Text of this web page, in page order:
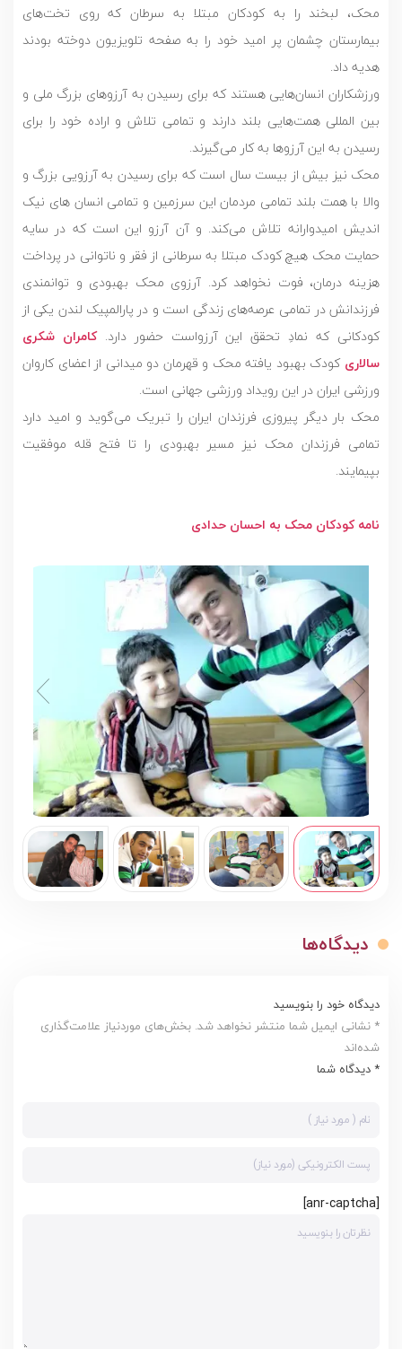
محک، ‌لبخند را به کودکان مبتلا به سرطان که روی تخت‌های
بیمارستان چشمان پر امید خود را به صفحه تلویزیون دوخته بودند
هدیه داد.
ورزشکاران انسان‌هایی هستند که برای رسیدن به آرزوهای بزرگ ملی و
بین المللی همت‌هایی بلند دارند و تمامی تلاش و اراده خود را برای
رسیدن به این آرزوها به کار می‌گیرند.
محک نیز بیش از بیست سال است که برای رسیدن به آرزویی بزرگ و
والا با همت بلند تمامی مردمان این سرزمین و تمامی انسان های نیک
اندیش امیدوارانه تلاش می‌کند. و آن آرزو این است که در سایه
حمایت محک هیچ کودک مبتلا به سرطانی از فقر و ناتوانی در پرداخت
هزینه درمان، فوت نخواهد کرد. آرزوی محک بهبودی و توانمندی
فرزندانش در تمامی عرصه‌های زندگی است و در پارالمپیک لندن یکی از
کودکانی که نمادِ تحقق این آرزواست حضور دارد.کامران شکری
سالاریکودک بهبود یافته محک و قهرمان دو میدانی از اعضای کاروان
ورزشی ایران در این رویداد ورزشی جهانی است.
محک بار دیگر پیروزی فرزندان ایران را تبریک می‌گوید و امید دارد
تمامی فرزندان محک نیز مسیر بهبودی را تا فتح قله موفقیت
بپیمایند.
نامه کودکان محک به احسان حدادی
دیدگاه‌ها
دیدگاه خود را بنویسید
* نشانی ایمیل شما منتشر نخواهد شد. بخش‌های موردنیاز علامت‌گذاری
شده‌اند
* دیدگاه شما
[anr-captcha]